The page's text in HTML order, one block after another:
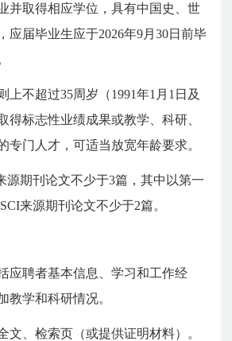
并取得相应学位，具有中国史、世
应届毕业生应于2026年9月30日前毕
上不超过35周岁（1991年1月1日及
得标志性业绩成果或教学、科研、
专门人才，可适当放宽年龄要求。
源期刊论文不少于3篇，其中以第一
来源期刊论文不少于2篇。
应聘者基本信息、学习和工作经
教学和科研情况。
文、检索页（或提供证明材料）。